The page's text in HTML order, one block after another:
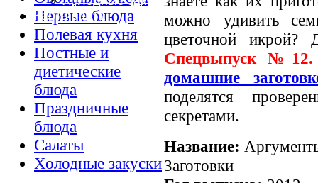
Карта сайта
Первые блюда
Полевая кухня
Постные и
диетические
блюда
Праздничные
блюда
Салаты
Холодные закуски
можно удивить
цветочной икрой?
Спецвыпуск №12.
домашние
поделятся
секретами.
Название:
Заготовки